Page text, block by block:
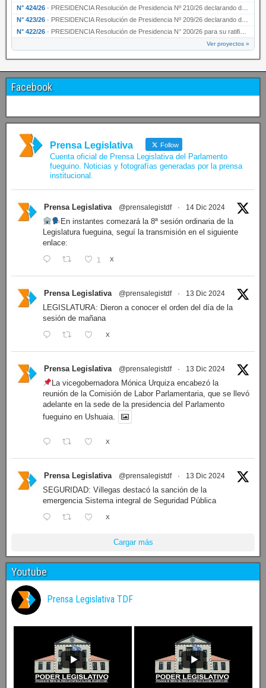
N° 424/26 · PRESIDENCIA Resolución de Presidencia Nº 210/26 declarando de interés provincial el proyec…
N° 423/26 · PRESIDENCIA Resolución de Presidencia Nº 209/26 declarando de interés provincial la presen…
N° 422/26 · PRESIDENCIA Resolución de Presidencia N° 200/26 para su ratificación.
Ver proyectos »
Facebook
Prensa Legislativa Follow
Cuenta oficial de Prensa Legislativa del Parlamento
fueguino. Noticias y fotografías generadas por la prensa
institucional.
Prensa Legislativa @prensalegistdf · 14 Dic 2024
En instantes comezará la 8ª sesión ordinaria de la
Legislatura fueguina, seguí la transmisión en el siguiente
enlace:
1 X
Prensa Legislativa @prensalegistdf · 13 Dic 2024
LEGISLATURA: Dieron a conocer el orden del día de la
sesión de mañana
X
Prensa Legislativa @prensalegistdf · 13 Dic 2024
La vicegobernadora Mónica Urquiza encabezó la
reunión de la Comisión de Labor Parlamentaria, que se llevó
adelante en la sede de la presidencia del Parlamento
fueguino en Ushuaia.
X
Prensa Legislativa @prensalegistdf · 13 Dic 2024
SEGURIDAD: Villegas destacó la sanción de la
emergencia Sistema integral de Seguridad Pública
X
Cargar más
Youtube
Prensa Legislativa TDF